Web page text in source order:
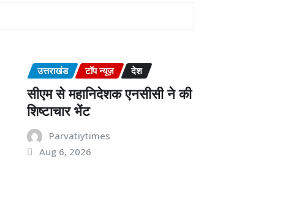
उत्तराखंड टॉप न्यूज़ देश
सीएम से महानिदेशक एनसीसी ने की
शिष्टाचार भेंट
Parvatiytimes
Aug 6, 2026